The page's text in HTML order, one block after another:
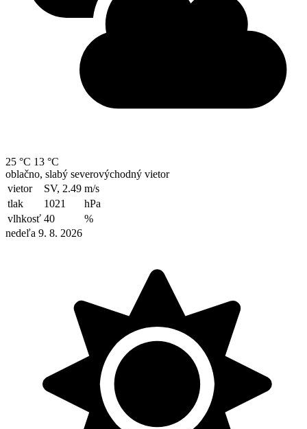
25 °C 13 °C
oblačno, slabý severovýchodný vietor
vietor
SV, 2.49 m/s
tlak
1021
hPa
vlhkosť 40
%
nedeľa 9. 8. 2026